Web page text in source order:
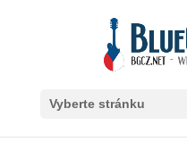
Vyberte stránku